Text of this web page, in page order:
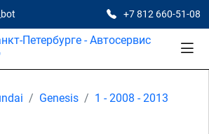
+7 812 660-51-08
Genesis
1 - 2008 - 2013